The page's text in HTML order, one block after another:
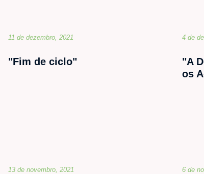
11 de dezembro, 2021
"Fim de ciclo"
4 de
"A
os
13 de novembro, 2021 6 de